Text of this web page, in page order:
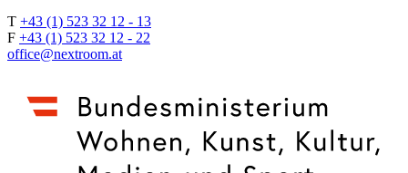
T +43 (1) 523 32 12 - 13
F +43 (1) 523 32 12 - 22
office@nextroom.at